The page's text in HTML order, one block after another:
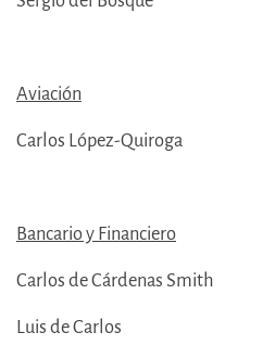
Aviación
Carlos López-Quiroga
Bancario y Financiero
Carlos de Cárdenas Smith
Luis de Carlos